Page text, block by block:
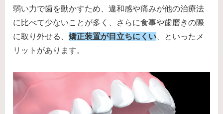
弱い力で歯を動かすため、違和感や痛みが他の治療法
に比べて少ないことが多く、さらに食事や歯磨きの際
に取り外せる、 矯正装置が目立ちにくい 、といったメ
リットがあります。